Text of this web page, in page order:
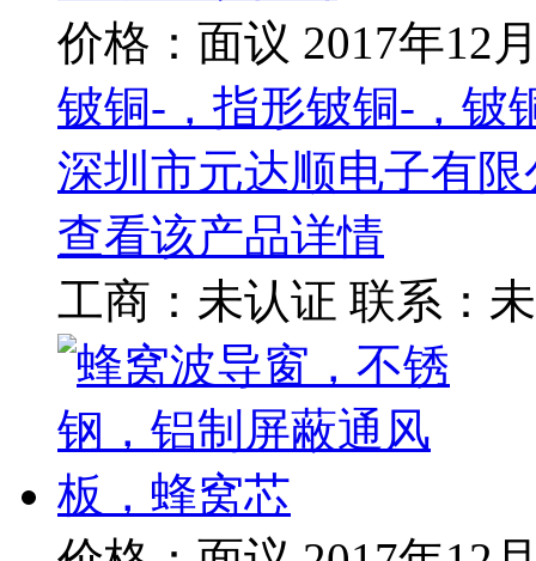
价格：面议 2017年12
铍铜-，指形铍铜-，铍
深圳市元达顺电子有限
查看该产品详情
工商： 未认证 联系：